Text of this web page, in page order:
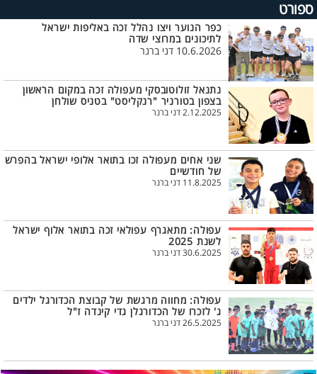
ספורט
כפר הנוער ויצו נהלל זכה באליפות ישראל
לתיכונים במרוצי שדה
10.6.2026 דני ברנר
נתנאל זולוטובסקי מעפולה זכה במקום הראשון
בצפון בטורניר "רנקליסט" בטניס שולחן
2.12.2025 דני ברנר
שני אחים מעפולה זכו בתואר אלופי ישראל בהפרש
של חודשיים
11.8.2025 דני ברנר
עפולה: מתאגרף עפולאי זכה בתואר אלוף ישראל
לשנת 2025
30.6.2025 דני ברנר
עפולה: מחווה מרגשת של קבוצת הכדורגל ילדים
ג' לזכרו של הכדורגלן גדי קינדה ז"ל
26.5.2025 דני ברנר